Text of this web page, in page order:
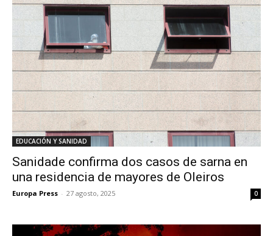
EDUCACIÓN Y SANIDAD
Sanidade confirma dos casos de sarna en
una residencia de mayores de Oleiros
Europa Press - 27 agosto, 2025 0